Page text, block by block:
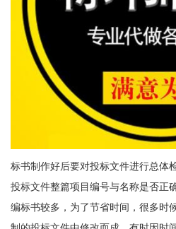
标书制作好后要对投标文件进行总体
投标文件整篇项目编号与名称是否正
编标书较多，为了节省时间，很多时